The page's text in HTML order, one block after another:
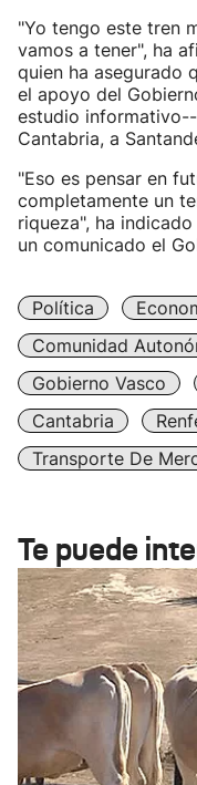
"Yo tengo este tren
vamos a tener", ha
quien ha asegurado
el apoyo del
estudio
Cantabria, a
"Eso es pensar en
completamente un
riqueza", ha
un comunicado el
Política
Comunidad
Gobierno Vasco
Cantabria
Transporte De
Te puede